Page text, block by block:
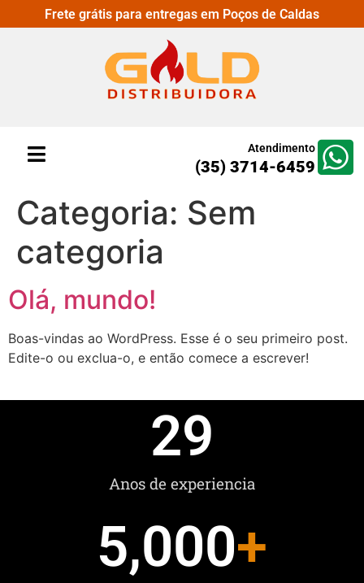
Frete grátis para entregas em Poços de Caldas
Atendimento
(35) 3714-6459
Categoria: Sem
categoria
Olá, mundo!
Boas-vindas ao WordPress. Esse é o seu primeiro post.
Edite-o ou exclua-o, e então comece a escrever!
Anos de experiencia
29
5,000+